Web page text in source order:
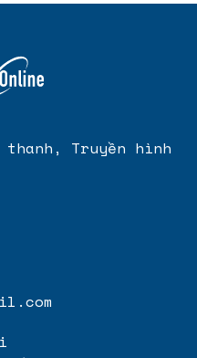
thanh, Truyền hình